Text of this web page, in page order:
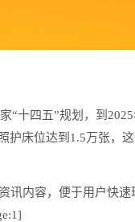
“十四五”规划，到
护床位达到1.5万张，
讯内容，便于用户快